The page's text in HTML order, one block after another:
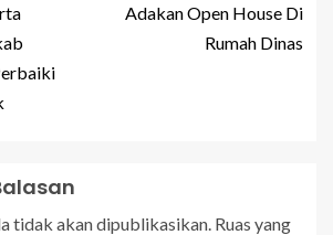
Adakan Open House Di
Rumah Dinas
tidak akan dipublikasikan. Ruas yang